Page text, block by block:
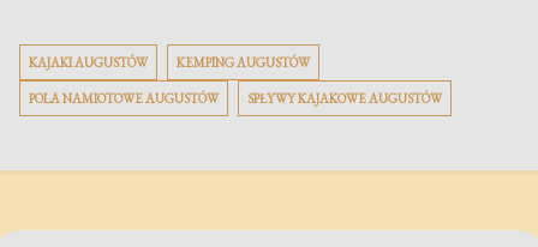
KAJAKI AUGUSTÓW KEMPING AUGUSTÓW
POLA NAMIOTOWE AUGUSTÓW SPŁYWY KAJAKOWE AUGUSTÓW